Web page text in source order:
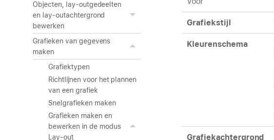
Objecten, lay-outgedeelten
en lay-outachtergrond
bewerken
Grafieken van gegevens
maken
Grafiektypen
Richtlijnen voor het plannen
van een grafiek
Snelgrafieken maken
Grafieken maken en
bewerken in de modus
Lay-out
Grafiekstijl
Kleurenschema
Grafiekachtergrond